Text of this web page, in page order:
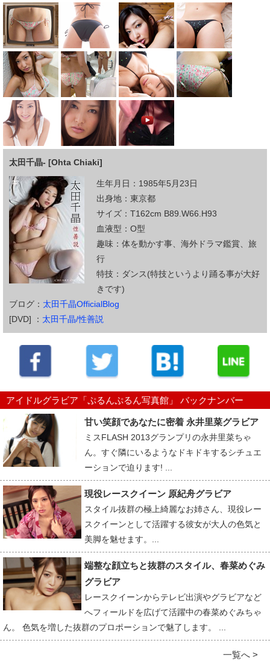
太田千晶- [Ohta Chiaki]
生年月日：1985年5月23日
出身地：東京都
サイズ：T162cm B89.W66.H93
血液型：O型
趣味：体を動かす事、海外ドラマ鑑賞、旅
行
特技：ダンス(特技というより踊る事が大好
きです)
ブログ： 太田千晶OfficialBlog
[DVD] ： 太田千晶/性善説
アイドルグラビア「ぷるんぷるん写真館」 バックナンバー
甘い笑顔であなたに密着 永井里菜グラビア
ミスFLASH 2013グランプリの永井里菜ちゃ
ん。すぐ隣にいるようなドキドキするシチュエ
ーションで迫ります! ...
現役レースクイーン 原紀舟グラビア
スタイル抜群の極上綺麗なお姉さん、現役レー
スクイーンとして活躍する彼女が大人の色気と
美脚を魅せます。...
端整な顔立ちと抜群のスタイル、春菜めぐみ
グラビア
レースクイーンからテレビ出演やグラビアなど
へフィールドを広げて活躍中の春菜めぐみちゃ
ん。 色気を増した抜群のプロポーションで魅了します。 ...
一覧へ >